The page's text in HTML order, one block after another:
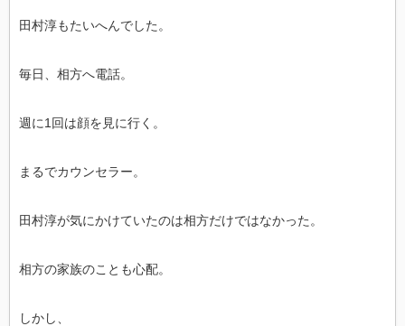
田村淳もたいへんでした。
毎日、相方へ電話。
週に1回は顔を見に行く。
まるでカウンセラー。
田村淳が気にかけていたのは相方だけではなかった。
相方の家族のことも心配。
しかし、